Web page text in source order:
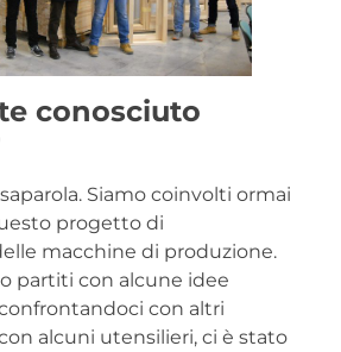
conosciuto
Siamo coinvolti ormai
progetto di
macchine di produzione.
partiti con alcune idee
con altri
alcuni utensilieri, ci è stato